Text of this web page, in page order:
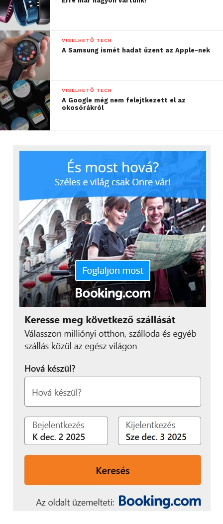
VISELHETŐ TECH
A Samsung ismét hadat üzent az Apple-nek
VISELHETŐ TECH
A Google még nem felejtkezett el az
okosórákról